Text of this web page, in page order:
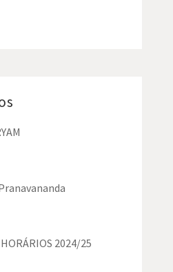
2024/25